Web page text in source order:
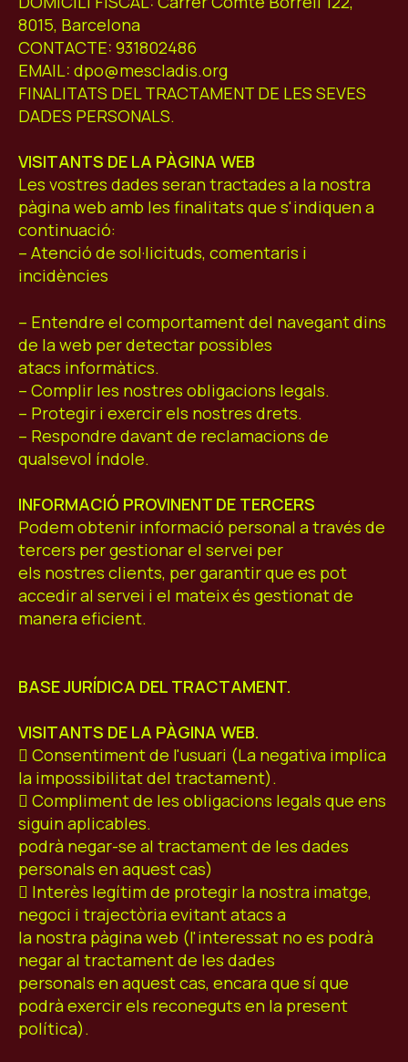
8015, Barcelona
CONTACTE: 931802486
EMAIL: dpo@mescladis.org
FINALITATS DEL TRACTAMENT DE LES SEVES
DADES PERSONALS.
VISITANTS DE LA PÀGINA WEB
Les vostres dades seran tractades a la nostra
pàgina web amb les finalitats que s'indiquen a
continuació:
– Atenció de sol·licituds, comentaris i
incidències
– Entendre el comportament del navegant dins
de la web per detectar possibles
atacs informàtics.
– Complir les nostres obligacions legals.
– Protegir i exercir els nostres drets.
– Respondre davant de reclamacions de
qualsevol índole.
INFORMACIÓ PROVINENT DE TERCERS
Podem obtenir informació personal a través de
tercers per gestionar el servei per
els nostres clients, per garantir que es pot
accedir al servei i el mateix és gestionat de
manera eficient.
BASE JURÍDICA DEL TRACTAMENT.
VISITANTS DE LA PÀGINA WEB.
 Consentiment de l'usuari (La negativa implica
la impossibilitat del tractament).
 Compliment de les obligacions legals que ens
siguin aplicables.
podrà negar-se al tractament de les dades
personals en aquest cas)
 Interès legítim de protegir la nostra imatge,
negoci i trajectòria evitant atacs a
la nostra pàgina web (l'interessat no es podrà
negar al tractament de les dades
personals en aquest cas, encara que sí que
podrà exercir els reconeguts en la present
política).